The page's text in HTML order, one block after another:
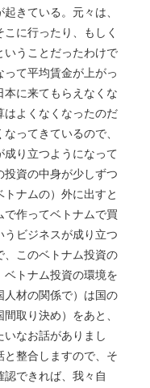
きている。元々は、
に行ったり、もしく
いうことだったわけで
て平均賃金が上がっ
本に来てもらえなくな
はよくなくなったのだ
ってきているので、
り立つようになって
投資の中身が少しずつ
ナムの）外に出すと
で作ってベトナムで買
うビジネスが成り立つ
、このベトナム投資の
トナム投資の環境を
人材の関係で）は国の
取り決め）をあと、
いなお話がありまし
と整合しますので、そ
できれば、我々自